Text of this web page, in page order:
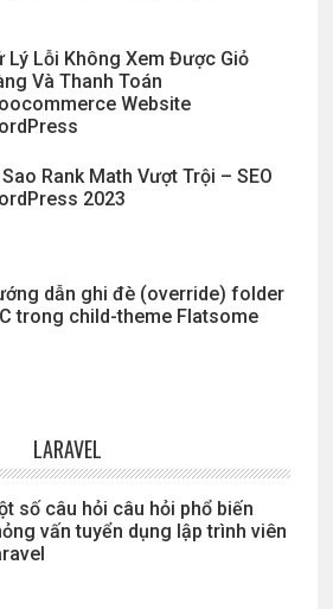
Lý Lỗi Không Xem Được Giỏ
Và Thanh Toán
Website
Rank Math Vượt Trội – SEO
2023
dẫn ghi đè (override) folder
trong child-theme Flatsome
LARAVEL
số câu hỏi câu hỏi phổ biến
vấn tuyển dụng lập trình viên